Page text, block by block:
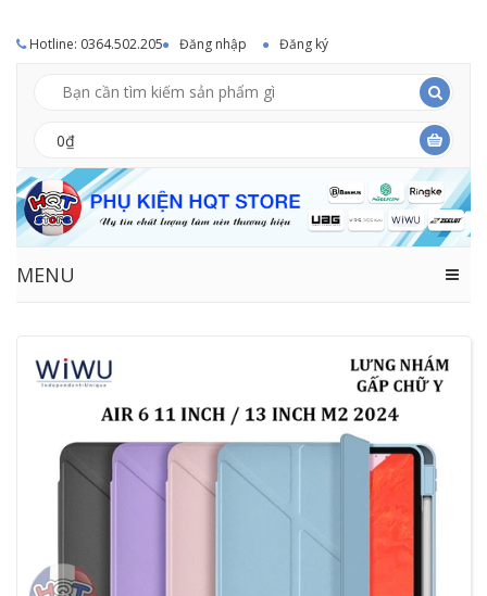
Hotline: 0364.502.205 Đăng nhập Đăng ký
0₫
MENU